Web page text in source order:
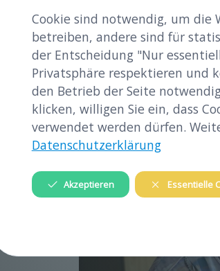
Cookie sind notwendig, um die
betreiben, andere sind für
der Entscheidung "Nur
Privatsphäre respektieren und
den Betrieb der Seite
klicken, willigen Sie ein, dass
verwendet werden dürfen.
Datenschutzerklärung
Akzeptieren Essentielle